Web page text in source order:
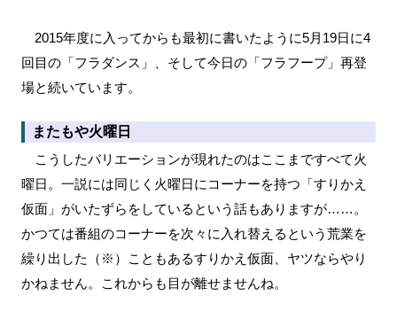
2015年度に入ってからも最初に書いたように5月19日に4
回目の「フラダンス」、そして今日の「フラフープ」再登
場と続いています。
またもや火曜日
こうしたバリエーションが現れたのはここまですべて火
曜日。一説には同じく火曜日にコーナーを持つ「すりかえ
仮面」がいたずらをしているという話もありますが……。
かつては番組のコーナーを次々に入れ替えるという荒業を
繰り出した（※）こともあるすりかえ仮面、ヤツならやり
かねません。これからも目が離せませんね。